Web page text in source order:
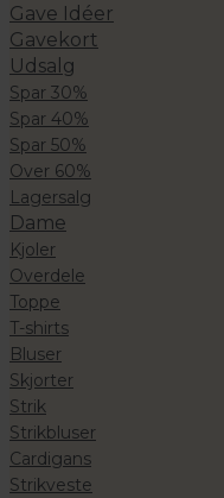
Gave Idéer
Gavekort
Udsalg
Spar 30%
Spar 40%
Spar 50%
Over 60%
Lagersalg
Dame
Kjoler
Overdele
Toppe
T-shirts
Bluser
Skjorter
Strik
Strikbluser
Cardigans
Strikveste